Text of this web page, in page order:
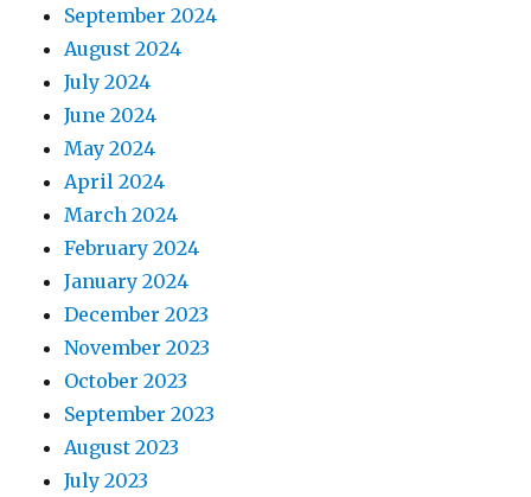
September 2024
August 2024
July 2024
June 2024
May 2024
April 2024
March 2024
February 2024
January 2024
December 2023
November 2023
October 2023
September 2023
August 2023
July 2023